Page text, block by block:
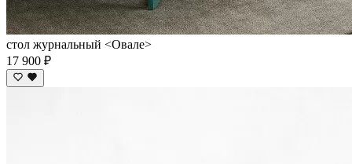
стол журнальный <Овале>
17 900 ₽